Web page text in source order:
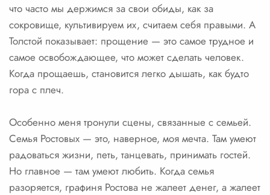
что часто мы держимся за свои обиды, как за
сокровище, культивируем их, считаем себя правыми. А
Толстой показывает: прощение — это самое трудное и
самое освобождающее, что может сделать человек.
Когда прощаешь, становится легко дышать, как будто
гора с плеч.
Особенно меня тронули сцены, связанные с семьей.
Семья Ростовых — это, наверное, моя мечта. Там умеют
радоваться жизни, петь, танцевать, принимать гостей.
Но главное — там умеют любить. Когда семья
разоряется, графиня Ростова не жалеет денег, а жалеет